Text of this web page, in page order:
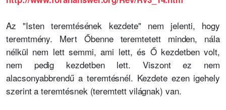
Az "Isten teremtésének kezdete" nem jelenti, hogy
teremtmény. Mert Őbenne teremtetett minden, nála
nélkül nem lett semmi, ami lett, és Ő kezdetben volt,
nem pedig kezdetben lett.Viszont ez nem
alacsonyabbrendű a teremtésnél. Kezdete ezen igehely
szerint a teremtésnek (teremtett világnak) van.